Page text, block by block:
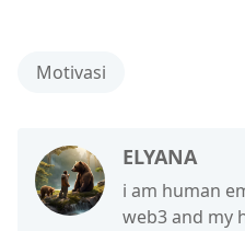
Motivasi
ELYANA
i am human
web3 and my